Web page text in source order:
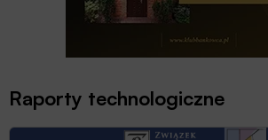
Raporty technologiczne